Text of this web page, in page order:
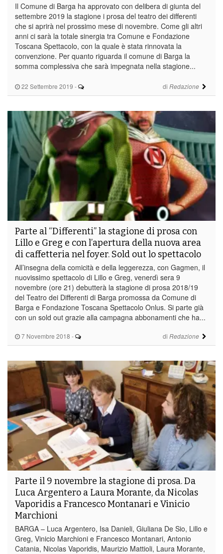
22 Settembre 2019 - di Redazione
Il Comune di Barga ha approvato con delibera di giunta del
settembre 2019 la stagione i prosa del teatro dei differenti
che si aprirà nel prossimo mese di novembre. Come gli altri
anni ci sarà la totale sinergia tra Comune e Fondazione
Toscana Spettacolo, con la quale è stata rinnovata la
convenzione. Per quanto riguarda il comune di Barga la
somma complessiva che sarà impegnata nella stagione...
7 Novembre 2018 - di Redazione
Parte al “Differenti” la stagione di prosa con
Lillo e Greg e con l’apertura della nuova area
di caffetteria nel foyer. Sold out lo spettacolo
All’insegna della comicità e della leggerezza, con Gagmen, il
nuovissimo spettacolo di Lillo e Greg, venerdì sera 9
novembre (ore 21) debutterà la stagione di prosa 2018/19
del Teatro dei Differenti di Barga promossa da Comune di
Barga e Fondazione Toscana Spettacolo Onlus. Si parte già
con un sold out grazie alla campagna abbonamenti che ha...
Parte il 9 novembre la stagione di prosa. Da
Luca Argentero a Laura Morante, da Nicolas
Vaporidis a Francesco Montanari e Vinicio
Marchioni
BARGA – Luca Argentero, Isa Danieli, Giuliana De Sio, Lillo e
Greg, Vinicio Marchioni e Francesco Montanari, Antonio
Catania, Nicolas Vaporidis, Maurizio Mattioli, Laura Morante,